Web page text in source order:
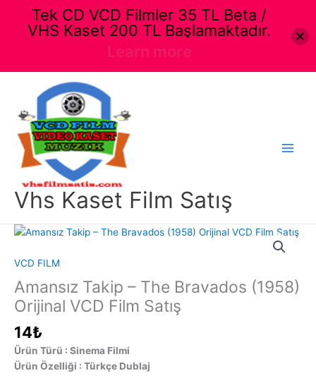
Vhs Kaset Film Satış
VCD FILM
Amansız Takip – The Bravados (1958)
Orijinal VCD Film Satış
14₺
Ürün Türü : Sinema Filmi
Ürün Özelliği : Türkçe Dublaj
Tek CD VCD Filmler 35 TL Beta /
VHS Kaset 200 TL Başlamaktadır.
Learn more